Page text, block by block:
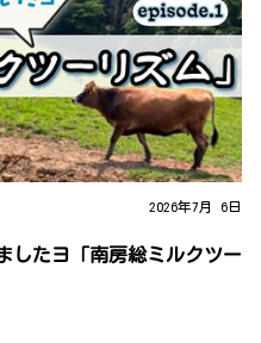
2026年7月 6日
したヨ「南房総ミルクツー